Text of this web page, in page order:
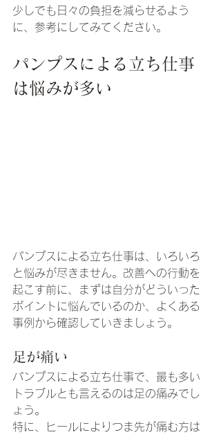
少しでも日々の負担を減らせるよう
に、参考にしてみてください。
パンプスによる立ち仕事
は悩みが多い
パンプスによる立ち仕事は、いろいろ
と悩みが尽きません。改善への行動を
起こす前に、まずは自分がどういった
ポイントに悩んでいるのか、よくある
事例から確認していきましょう。
足が痛い
パンプスによる立ち仕事で、最も多い
トラブルとも言えるのは足の痛みでし
ょう。
特に、ヒールによりつま先が痛む方は